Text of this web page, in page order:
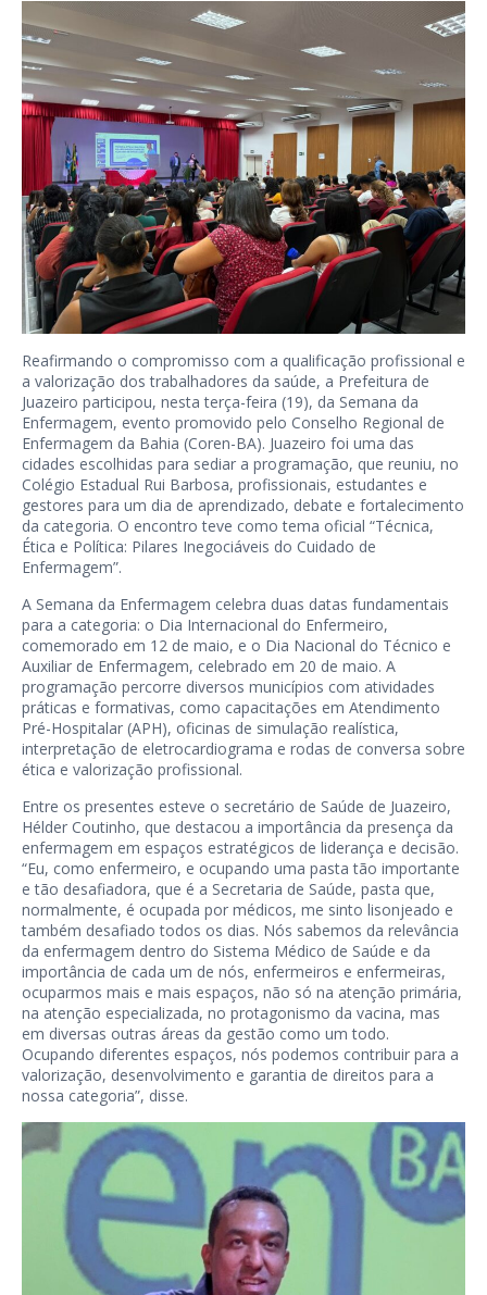
Reafirmando o compromisso com a qualificação profissional e
a valorização dos trabalhadores da saúde, a Prefeitura de
Juazeiro participou, nesta terça-feira (19), da Semana da
Enfermagem, evento promovido pelo Conselho Regional de
Enfermagem da Bahia (Coren-BA). Juazeiro foi uma das
cidades escolhidas para sediar a programação, que reuniu, no
Colégio Estadual Rui Barbosa, profissionais, estudantes e
gestores para um dia de aprendizado, debate e fortalecimento
da categoria. O encontro teve como tema oficial “Técnica,
Ética e Política: Pilares Inegociáveis do Cuidado de
Enfermagem”.
A Semana da Enfermagem celebra duas datas fundamentais
para a categoria: o Dia Internacional do Enfermeiro,
comemorado em 12 de maio, e o Dia Nacional do Técnico e
Auxiliar de Enfermagem, celebrado em 20 de maio. A
programação percorre diversos municípios com atividades
práticas e formativas, como capacitações em Atendimento
Pré-Hospitalar (APH), oficinas de simulação realística,
interpretação de eletrocardiograma e rodas de conversa sobre
ética e valorização profissional.
Entre os presentes esteve o secretário de Saúde de Juazeiro,
Hélder Coutinho, que destacou a importância da presença da
enfermagem em espaços estratégicos de liderança e decisão.
“Eu, como enfermeiro, e ocupando uma pasta tão importante
e tão desafiadora, que é a Secretaria de Saúde, pasta que,
normalmente, é ocupada por médicos, me sinto lisonjeado e
também desafiado todos os dias. Nós sabemos da relevância
da enfermagem dentro do Sistema Médico de Saúde e da
importância de cada um de nós, enfermeiros e enfermeiras,
ocuparmos mais e mais espaços, não só na atenção primária,
na atenção especializada, no protagonismo da vacina, mas
em diversas outras áreas da gestão como um todo.
Ocupando diferentes espaços, nós podemos contribuir para a
valorização, desenvolvimento e garantia de direitos para a
nossa categoria”, disse.